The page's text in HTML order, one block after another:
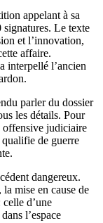
appelant à sa
signatures. Le texte
et l’innovation,
affaire.
interpellé l’ancien
parler du dossier
les détails. Pour
offensive judiciaire
de guerre
dangereux.
mise en cause de
d’une
l’espace